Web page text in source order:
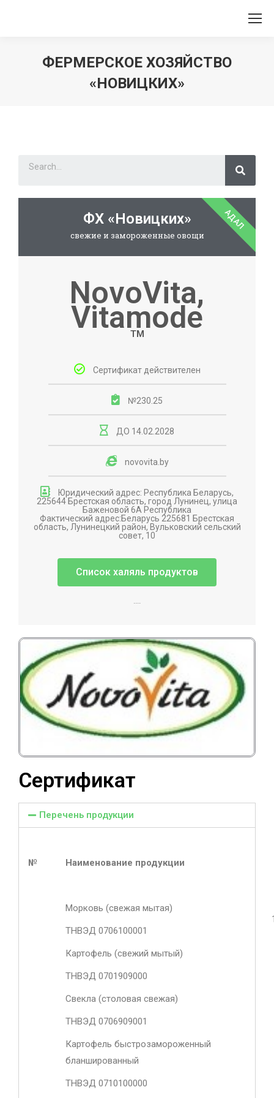
ФЕРМЕРСКОЕ ХОЗЯЙСТВО
«НОВИЦКИХ»
ФХ «Новицких»
свежие и замороженные овощи
NovoVita,
Vitamode
ТМ
Сертификат действителен
№230.25
ДО 14.02.2028
novovita.by
Юридический адрес: Республика Беларусь,
225644 Брестская область, город Лунинец, улица
Баженовой 6А Республика
Фактический адрес:Беларусь 225681 Брестская
область, Лунинецкий район, Вульковский сельский
совет, 10
Список халяль продуктов
....
АДАЛ
Сертификат
Перечень продукции
№ Наименование продукции
Морковь (свежая мытая)
ТНВЭД 0706100001
Картофель (свежий мытый)
ТНВЭД 0701909000
Свекла (столовая свежая)
ТНВЭД 0706909001
Картофель быстрозамороженный
бланшированный
ТНВЭД 0710100000